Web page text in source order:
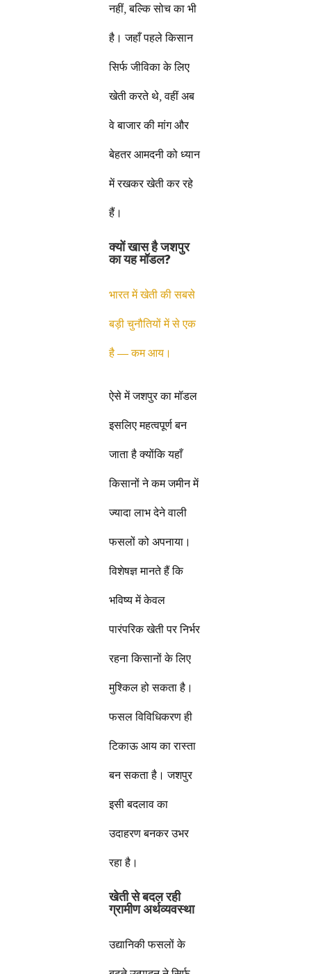
नहीं, बल्कि सोच का भी
है। जहाँ पहले किसान
सिर्फ जीविका के लिए
खेती करते थे, वहीं अब
वे बाजार की मांग और
बेहतर आमदनी को ध्यान
में रखकर खेती कर रहे
हैं।
क्यों खास है जशपुर
का यह मॉडल?
भारत में खेती की सबसे
बड़ी चुनौतियों में से एक
है — कम आय।
ऐसे में जशपुर का मॉडल
इसलिए महत्वपूर्ण बन
जाता है क्योंकि यहाँ
किसानों ने कम जमीन में
ज्यादा लाभ देने वाली
फसलों को अपनाया।
विशेषज्ञ मानते हैं कि
भविष्य में केवल
पारंपरिक खेती पर निर्भर
रहना किसानों के लिए
मुश्किल हो सकता है।
फसल विविधिकरण ही
टिकाऊ आय का रास्ता
बन सकता है। जशपुर
इसी बदलाव का
उदाहरण बनकर उभर
रहा है।
खेती से बदल रही
ग्रामीण अर्थव्यवस्था
उद्यानिकी फसलों के